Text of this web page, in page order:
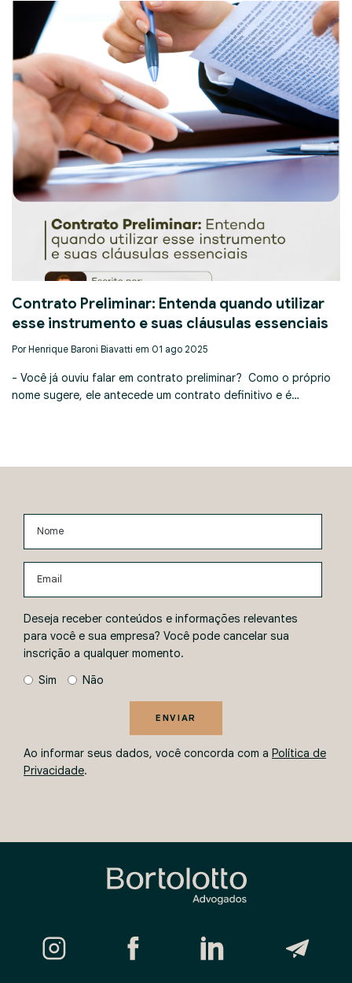
Contrato Preliminar: Entenda quando utilizar
esse instrumento e suas cláusulas essenciais
Por Henrique Baroni Biavatti em 01 ago 2025
- Você já ouviu falar em contrato preliminar? Como o próprio
nome sugere, ele antecede um contrato definitivo e é…
Deseja receber conteúdos e informações relevantes
para você e sua empresa? Você pode cancelar sua
inscrição a qualquer momento.
Sim
Não
ENVIAR
Ao informar seus dados, você concorda com a Política de
Privacidade.